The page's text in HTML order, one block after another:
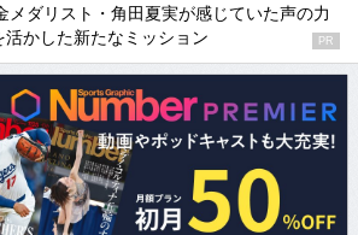
メダリスト・角田夏実が感じていた声の力
活かした新たなミッション
PR